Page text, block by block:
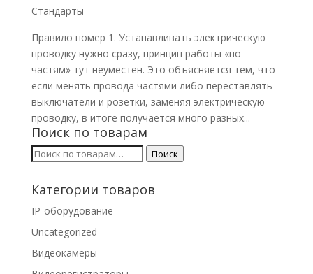
Стандарты
Правило номер 1. Устанавливать электрическую
проводку нужно сразу, принцип работы «по
частям» тут неуместен. Это объясняется тем, что
если менять провода частями либо переставлять
выключатели и розетки, заменяя электрическую
проводку, в итоге получается много разных...
Поиск по товарам
Искать: Поиск
Категории товаров
IP-оборудование
Uncategorized
Видеокамеры